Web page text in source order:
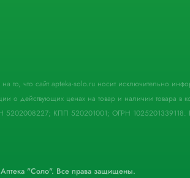
то, что сайт apteka-solo.ru носит исключительно
ценах на товар и наличии товара в
КПП 520201001; ОГРН 1025201339118.
"Соло". Все права защищены.